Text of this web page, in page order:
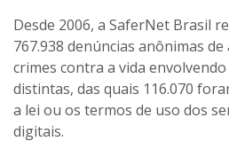
Desde 2006, a SaferNet Brasil
767.938 denúncias anônimas
crimes contra a vida envolvendo
distintas, das quais 116.070
a lei ou os termos de uso dos
digitais.